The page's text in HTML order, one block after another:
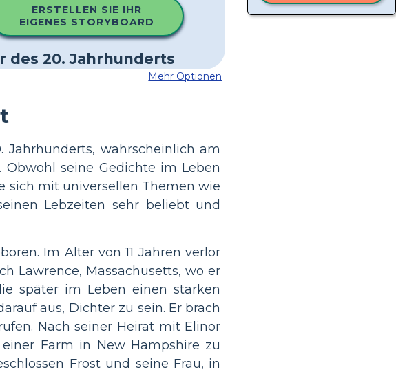
ERSTELLEN SIE IHR
EIGENES STORYBOARD
Mehr Optionen
Jahrhunderts, wahrscheinlich am
seine Gedichte im Leben
sich mit universellen Themen wie
Lebzeiten sehr beliebt und
Im Alter von 11 Jahren verlor
Lawrence, Massachusetts, wo er
später im Leben einen starken
aus, Dichter zu sein. Er brach
Nach seiner Heirat mit Elinor
Farm in New Hampshire zu
Frost und seine Frau, in